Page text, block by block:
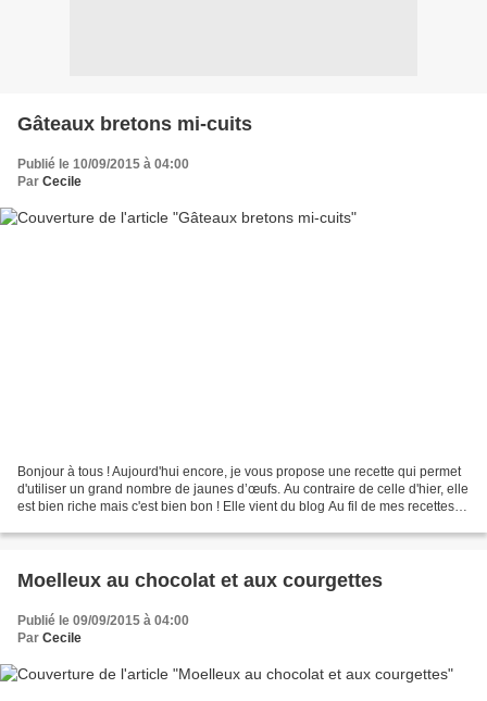
Gâteaux bretons mi-cuits
Publié le 10/09/2015 à 04:00
Par Cecile
Bonjour à tous ! Aujourd'hui encore, je vous propose une recette qui permet
d'utiliser un grand nombre de jaunes d’œufs. Au contraire de celle d'hier, elle
est bien riche mais c'est bien bon ! Elle vient du blog Au fil de mes recettes.
Moelleux au chocolat et aux courgettes
Publié le 09/09/2015 à 04:00
Par Cecile